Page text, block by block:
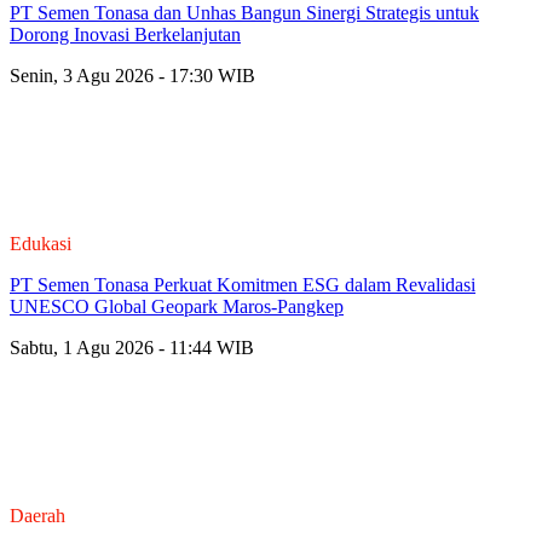
PT Semen Tonasa dan Unhas Bangun Sinergi Strategis untuk
Dorong Inovasi Berkelanjutan
Senin, 3 Agu 2026 - 17:30 WIB
Edukasi
PT Semen Tonasa Perkuat Komitmen ESG dalam Revalidasi
UNESCO Global Geopark Maros-Pangkep
Sabtu, 1 Agu 2026 - 11:44 WIB
Daerah